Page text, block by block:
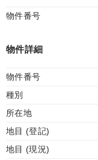
物件番号
物件詳細
物件番号
種別
所在地
地目 (登記)
地目 (現況)